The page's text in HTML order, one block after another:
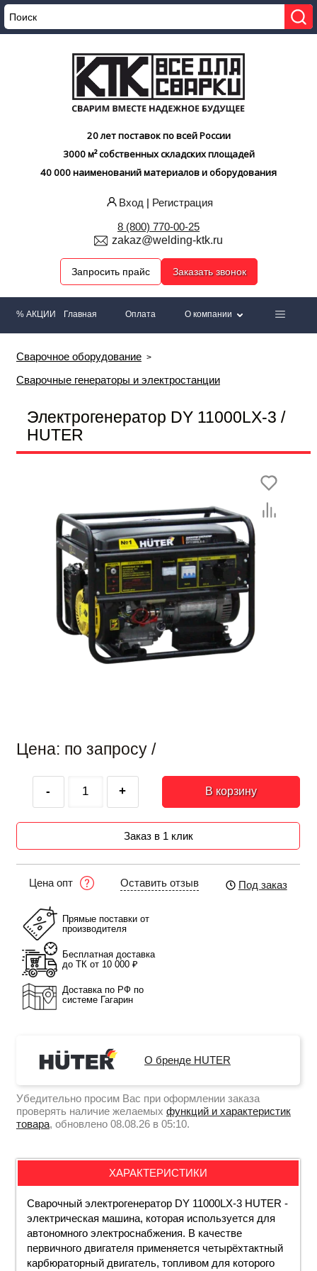
20 лет поставок по всей России
3000 м² собственных складских площадей
40 000 наименований материалов и оборудования
Вход | Регистрация
8 (800) 770-00-25
zakaz@welding-ktk.ru
Запросить прайс Заказать звонок
% АКЦИИ Главная Оплата О компании
Сварочное оборудование
Сварочные генераторы и электростанции
Электрогенератор DY 11000LX-3 /
HUTER
Цена: по запросу /
- + В корзину
Заказ в 1 клик
Цена опт Оставить отзыв Под заказ
Прямые поставки от
производителя
Бесплатная доставка
до ТК от 10 000 ₽
Доставка по РФ по
системе Гагарин
О бренде HUTER
Убедительно просим Вас при оформлении заказа
проверять наличие желаемых функций и характеристик
товара, обновлено 08.08.26 в 05:10.
ХАРАКТЕРИСТИКИ
Сварочный электрогенератор DY 11000LX-3 HUTER -
электрическая машина, которая используется для
автономного электроснабжения. В качестве
первичного двигателя применяется четырёхтактный
карбюраторный двигатель, топливом для которого